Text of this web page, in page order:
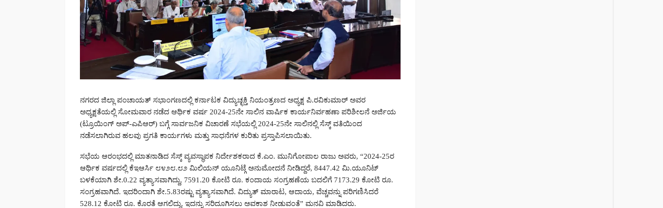
ನಗರದ ಜಿಲ್ಲಾ ಪಂಚಾಯತ್ ಸಭಾಂಗಣದಲ್ಲಿ ಕರ್ನಾಟಕ ವಿದ್ಯುಚ್ಛಕ್ತಿ ನಿಯಂತ್ರಣದ ಅಧ್ಯಕ್ಷ ಪಿ.ರವಿಕುಮಾರ್ ಅವರ
ಅಧ್ಯಕ್ಷತೆಯಲ್ಲಿ ಸೋಮವಾರ ನಡೆದ ಆರ್ಥಿಕ ವರ್ಷ 2024-25ನೇ ಸಾಲಿನ ವಾರ್ಷಿಕ ಕಾರ್ಯನಿರ್ವಹಣಾ ಪರಿಶೀಲನೆ ಅರ್ಜಿಯ
(ಟ್ರೂಯಿಂಗ್ ಅಪ್-ಎಪಿಆರ್) ಬಗ್ಗೆ ಸಾರ್ವಜನಿಕ ವಿಚಾರಣೆ ಸಭೆಯಲ್ಲಿ 2024-25ನೇ ಸಾಲಿನಲ್ಲಿ ಸೆಸ್ಕ್ ವತಿಯಿಂದ
ನಡೆಸಲಾಗಿರುವ ಹಲವು ಪ್ರಗತಿ ಕಾರ್ಯಗಳು ಮತ್ತು ಸಾಧನೆಗಳ ಕುರಿತು ಪ್ರಸ್ತಾಪಿಸಲಾಯಿತು.
ಸಭೆಯ ಆರಂಭದಲ್ಲಿ ಮಾತನಾಡಿದ ಸೆಸ್ಕ್ ವ್ಯವಸ್ಥಾಪಕ ನಿರ್ದೇಶಕರಾದ ಕೆ.ಎಂ. ಮುನಿಗೋಪಾಲ ರಾಜು ಅವರು, “2024-25ರ
ಆರ್ಥಿಕ ವರ್ಷದಲ್ಲಿ ಕೆಇಆರ್ಸಿ ೮೪೨೮.೮೨ ಮಿಲಿಯನ್ ಯೂನಿಟ್ಗೆ ಅನುಮೋದನೆ ನೀಡಿದ್ದರೆ, 8447.42 ಮಿ.ಯೂನಿಟ್
ಬಳಕೆಯಾಗಿ ಶೇ.0.22 ವ್ಯತ್ಯಾಸವಾಗಿದ್ದು, 7591.20 ಕೋಟಿ ರೂ. ಕಂದಾಯ ಸಂಗ್ರಹಣೆಯ ಬದಲಿಗೆ 7173.29 ಕೋಟಿ ರೂ.
ಸಂಗ್ರಹವಾಗಿದೆ. ಇದರಿಂದಾಗಿ ಶೇ.5.83ರಷ್ಟು ವ್ಯತ್ಯಾಸವಾಗಿದೆ. ವಿದ್ಯುತ್ ಮಾರಾಟ, ಆದಾಯ, ವೆಚ್ಚವನ್ನು ಪರಿಗಣಿಸಿದರೆ
528.12 ಕೋಟಿ ರೂ. ಕೊರತೆ ಆಗಲಿದ್ದು, ಇದನ್ನು ಸರಿದೂಗಿಸಲು ಅವಕಾಶ ನೀಡುವಂತೆ” ಮನವಿ ಮಾಡಿದರು.